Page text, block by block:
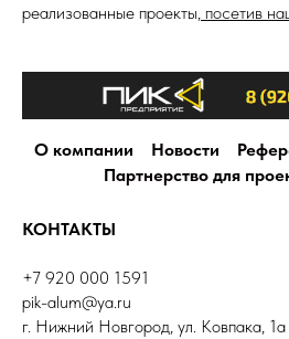
реализованные проекты, посетив
О компании Новости
Партнерство для
КОНТАКТЫ
+7 920 000 1591
pik-alum@ya.ru
г. Нижний Новгород, ул. Ковпака, 1а